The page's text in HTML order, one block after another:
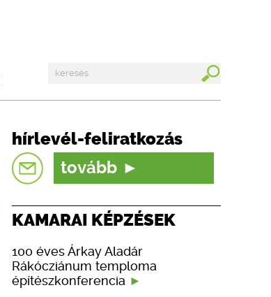
hírlevél-feliratkozás
tovább
KAMARAI KÉPZÉSEK
100 éves Árkay Aladár
Rákócziánum temploma
építészkonferencia